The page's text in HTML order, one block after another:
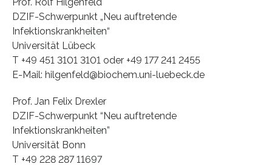
DZIF-Schwerpunkt „Neu auftretende
Infektionskrankheiten“
Universität Lübeck
T +49 451 3101 3101 oder +49 177 241 2455
E-Mail: hilgenfeld@biochem.uni-luebeck.de
Prof. Jan Felix Drexler
DZIF-Schwerpunkt “Neu auftretende
Infektionskrankheiten”
Universität Bonn
T +49 228 287 11697